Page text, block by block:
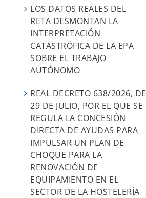
LOS DATOS REALES DEL
RETA DESMONTAN LA
INTERPRETACIÓN
CATASTRÓFICA DE LA EPA
SOBRE EL TRABAJO
AUTÓNOMO
REAL DECRETO 638/2026, DE
29 DE JULIO, POR EL QUE SE
REGULA LA CONCESIÓN
DIRECTA DE AYUDAS PARA
IMPULSAR UN PLAN DE
CHOQUE PARA LA
RENOVACIÓN DE
EQUIPAMIENTO EN EL
SECTOR DE LA HOSTELERÍA